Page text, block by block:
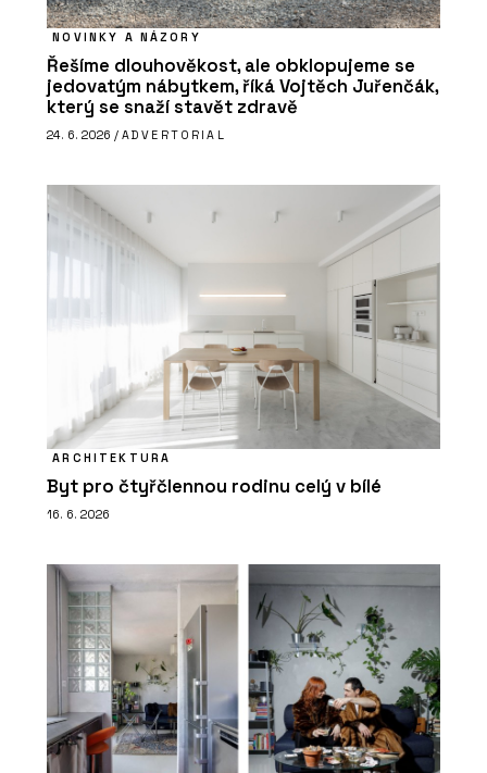
NOVINKY A NÁZORY
Řešíme dlouhověkost, ale obklopujeme se
jedovatým nábytkem, říká Vojtěch Juřenčák,
který se snaží stavět zdravě
24. 6. 2026 / ADVERTORIAL
ARCHITEKTURA
Byt pro čtyřčlennou rodinu celý v bílé
16. 6. 2026